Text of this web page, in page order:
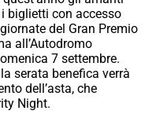
biglietti con accesso
del Gran Premio
all’Autodromo
7 settembre.
serata benefica verrà
dell’asta, che
Night.